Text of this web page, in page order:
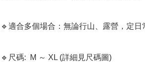
🔹適合多個場合：無論行山、露營，定日
🔹尺碼:  M ～ XL (詳細見尺碼圖)